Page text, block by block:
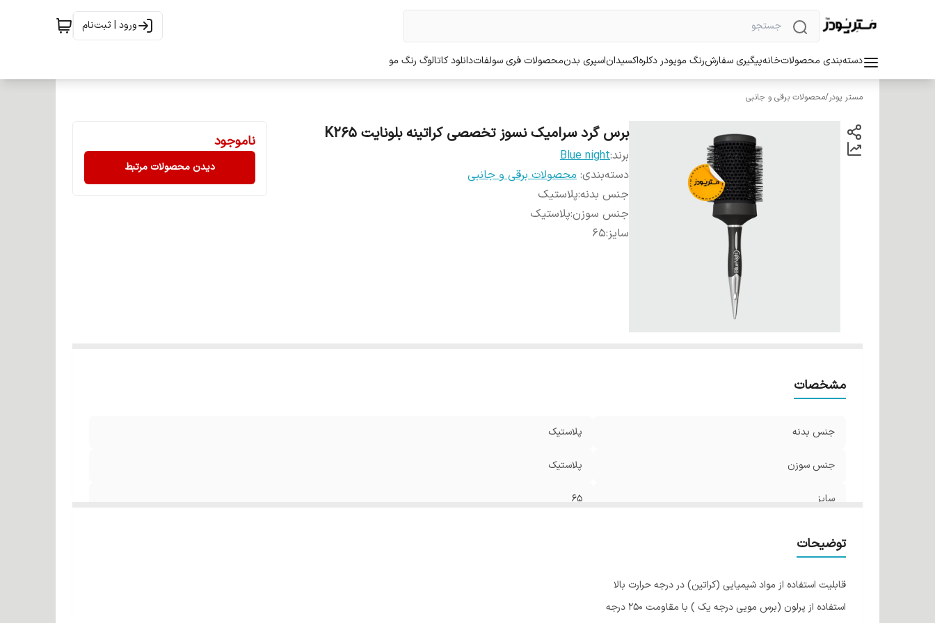
ورود | ثبت‌نام
دسته‌بندی محصولاتخانهپیگیری سفارشرنگ موپودر دکلرهاکسیداناسپری بدنمحصولات فری سولفاتدانلود کاتالوگ رنگ مو
مستر پودر/محصولات برقی و جانبی
برس گرد سرامیک نسوز تخصصی کراتینه بلونایت K265
برند:Blue night
دسته‌بندی: محصولات برقی و جانبی
جنس بدنه:پلاستیک
جنس سوزن:پلاستیک
سایز:
65
ناموجود
دیدن محصولات مرتبط
مشخصات
جنس بدنه پلاستیک
جنس سوزن پلاستیک
سایز 65
توضیحات
قابلیت استفاده از مواد شیمیایی (کراتین) در درجه حرارت بالا
استفاده از پرلون (برس مویی درجه یک ) با مقاومت 250 درجه